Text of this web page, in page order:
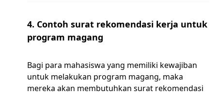
4. Contoh surat rekomendasi kerja untuk
program magang
Bagi para mahasiswa yang memiliki kewajiban
untuk melakukan program magang, maka
mereka akan membutuhkan surat rekomendasi